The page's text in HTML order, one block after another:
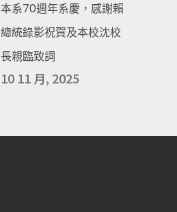
本系70週年系慶，感謝賴
總統錄影祝賀及本校沈校
長親臨致詞
10 11 月, 2025